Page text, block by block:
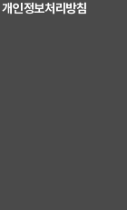
개인정보처리방침